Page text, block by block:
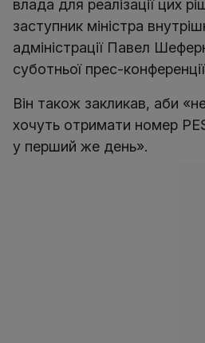
влада для реалізації цих
заступник міністра
адміністрації Павел
суботньої прес-
Він також закликав, аби «не
хочуть отримати номер
у перший же день».